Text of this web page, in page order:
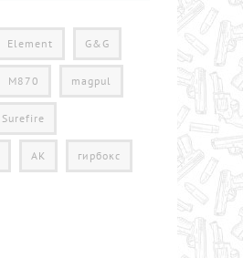
Element G&G
M870 magpul
Surefire
АК гирбокс